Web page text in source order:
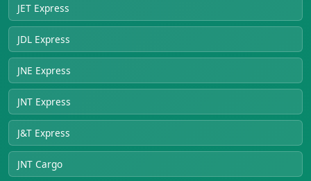
JET Express
JDL Express
JNE Express
JNT Express
J&T Express
JNT Cargo